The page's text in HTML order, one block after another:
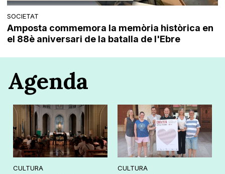
SOCIETAT
Amposta commemora la memòria històrica en
el 88è aniversari de la batalla de l'Ebre
Agenda
CULTURA CULTURA